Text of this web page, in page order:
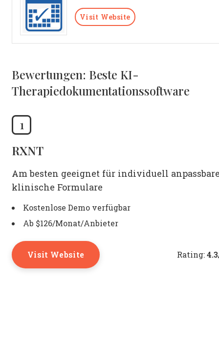
Visit Website
Bewertungen: Beste KI-
Therapiedokumentationssoftware
1
RXNT
Am besten geeignet für individuell
klinische Formulare
Kostenlose Demo verfügbar
Ab $126/Monat/Anbieter
Visit Website Rating: